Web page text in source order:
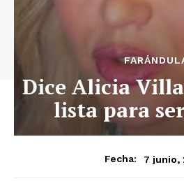
Dice Alicia
lista para
Fecha: 7 junio,